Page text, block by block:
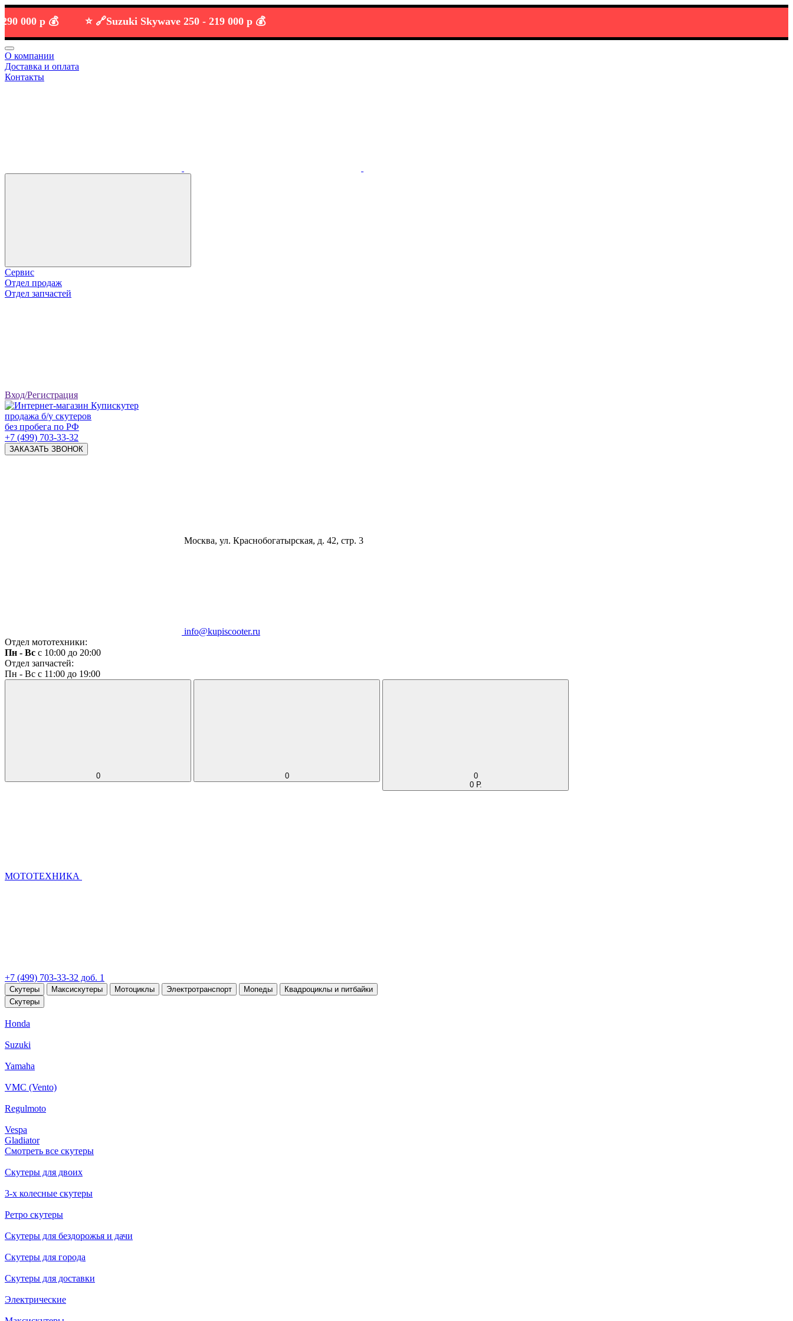
р 💰 Suzuki Skywave 250 -219 000 р 💰
О компании
Доставка и оплата
Контакты
Сервис
Отдел продаж
Отдел запчастей
Вход/Регистрация
продажа б/у скутеров
без пробега по РФ
+7 (499) 703-33-32
ЗАКАЗАТЬ ЗВОНОК
Москва, ул. Краснобогатырская, д. 42, стр. 3
info@kupiscooter.ru
Отдел мототехники:
Пн - Вс с 10:00 до 20:00
Отдел запчастей:
Пн - Вс с 11:00 до 19:00
0 0
0
0 Р.
МОТОТЕХНИКА
+7 (499) 703-33-32 доб. 1
Скутеры Максискутеры Мотоциклы Электротранспорт Мопеды
Квадроциклы и питбайки
Скутеры
Honda
Suzuki
Yamaha
VMC (Vento)
Regulmoto
Vespa
Gladiator
Смотреть все скутеры
Скутеры для двоих
3-х колесные скутеры
Ретро скутеры
Скутеры для бездорожья и дачи
Скутеры для города
Скутеры для доставки
Электрические